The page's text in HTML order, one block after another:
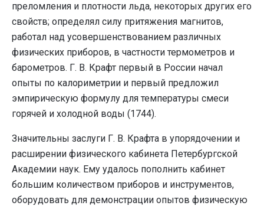
преломления и плотности льда, некоторых других его
свойств; определял силу притяжения магнитов,
работал над усовершенствованием различных
физических приборов, в частности термометров и
барометров. Г. В. Крафт первый в России начал
опыты по калориметрии и первый предложил
эмпирическую формулу для температуры смеси
горячей и холодной воды (1744).
Значительны заслуги Г. В. Крафта в упорядочении и
расширении физического кабинета Петербургской
Академии наук. Ему удалось пополнить кабинет
большим количеством приборов и инструментов,
оборудовать для демонстрации опытов физическую